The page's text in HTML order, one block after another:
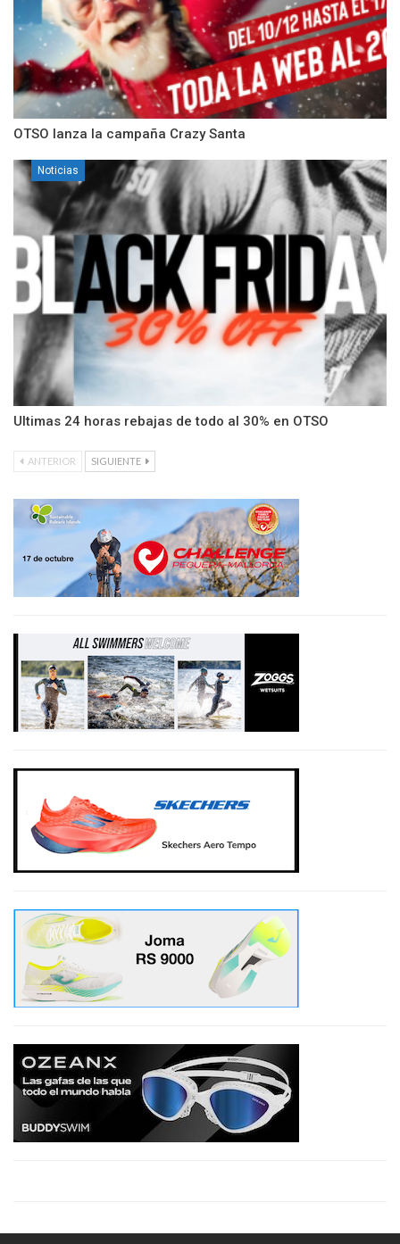
OTSO lanza la campaña Crazy Santa
Noticias
Ultimas 24 horas rebajas de todo al 30% en OTSO
ANTERIOR SIGUIENTE